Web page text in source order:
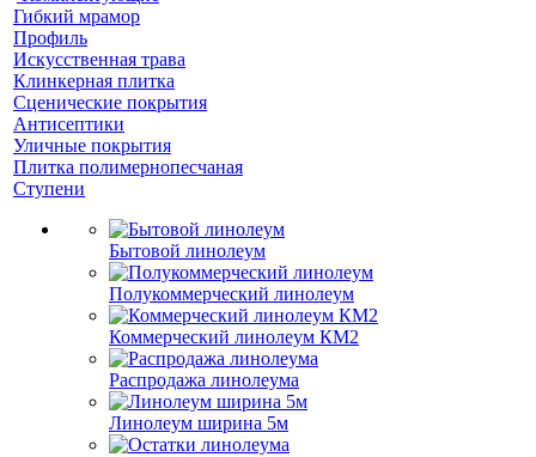
Гибкий мрамор
Профиль
Искусственная трава
Клинкерная плитка
Сценические покрытия
Антисептики
Уличные покрытия
Плитка полимернопесчаная
Ступени
Бытовой линолеум
Полукоммерческий линолеум
Коммерческий линолеум КМ2
Распродажа линолеума
Линолеум ширина 5м